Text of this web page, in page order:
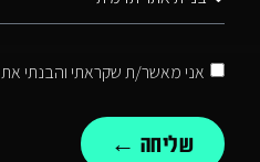
אני מאשר/ת שקראתי והבנתי את
שליחה ←